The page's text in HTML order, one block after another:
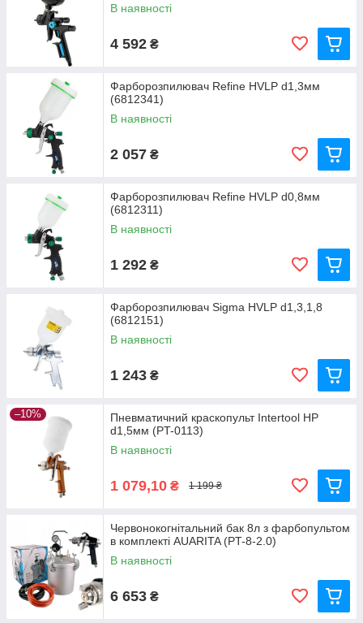
В наявності
4 592 ₴
Фарборозпилювач Refine HVLP d1,3мм
(6812341)
В наявності
2 057 ₴
Фарборозпилювач Refine HVLP d0,8мм
(6812311)
В наявності
1 292 ₴
Фарборозпилювач Sigma HVLP d1,3,1,8
(6812151)
В наявності
1 243 ₴
–10%
Пневматичний краскопульт Intertool HP
d1,5мм (PT-0113)
В наявності
1 079,10 ₴ 1 199 ₴
Червонокогнітальний бак 8л з фарбопультом
в комплекті AUARITA (PT-8-2.0)
В наявності
6 653 ₴